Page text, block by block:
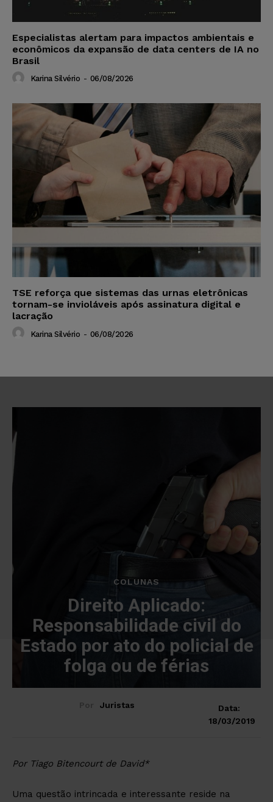
Especialistas alertam para impactos ambientais e
econômicos da expansão de data centers de IA no
Brasil
Karina Silvério - 06/08/2026
TSE reforça que sistemas das urnas eletrônicas
tornam-se invioláveis após assinatura digital e
lacração
Karina Silvério - 06/08/2026